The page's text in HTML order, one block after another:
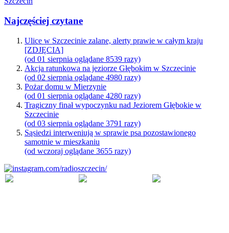
Najczęściej czytane
Ulice w Szczecinie zalane, alerty prawie w całym kraju
[ZDJĘCIA]
(od 01 sierpnia oglądane 8539 razy)
Akcja ratunkowa na jeziorze Głębokim w Szczecinie
(od 02 sierpnia oglądane 4980 razy)
Pożar domu w Mierzynie
(od 01 sierpnia oglądane 4280 razy)
Tragiczny finał wypoczynku nad Jeziorem Głębokie w
Szczecinie
(od 03 sierpnia oglądane 3791 razy)
Sąsiedzi interweniują w sprawie psa pozostawionego
samotnie w mieszkaniu
(od wczoraj oglądane 3655 razy)